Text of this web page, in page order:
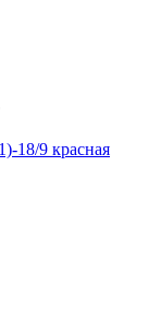
18/9 красная